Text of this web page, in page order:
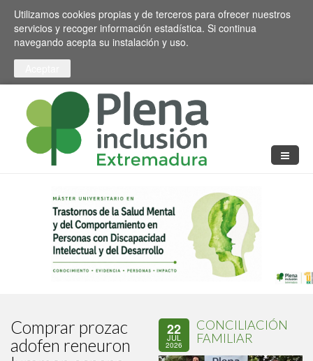
Pasar al contenido principal
Toggle high contrast
Utilizamos cookies propias y de terceros para ofrecer nuestros
servicios y recoger información estadística. Si continua
navegando acepta su instalación y uso.
Comprar prozac
adofen reneuron
22
JUL
2026
CONCILIACIÓN
FAMILIAR